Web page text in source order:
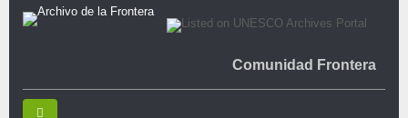
Comunidad Frontera